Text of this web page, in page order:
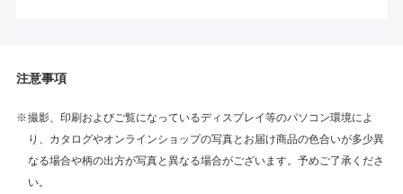
注意事項
撮影、印刷およびご覧になっているディスプレイ等のパソコン環境によ
り、カタログやオンラインショップの写真とお届け商品の色合いが多少異
なる場合や柄の出方が写真と異なる場合がございます。予めご了承くださ
い。